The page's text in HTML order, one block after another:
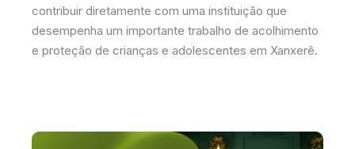
contribuir diretamente com uma instituição que
desempenha um importante trabalho de acolhimento
e proteção de crianças e adolescentes em Xanxerê.